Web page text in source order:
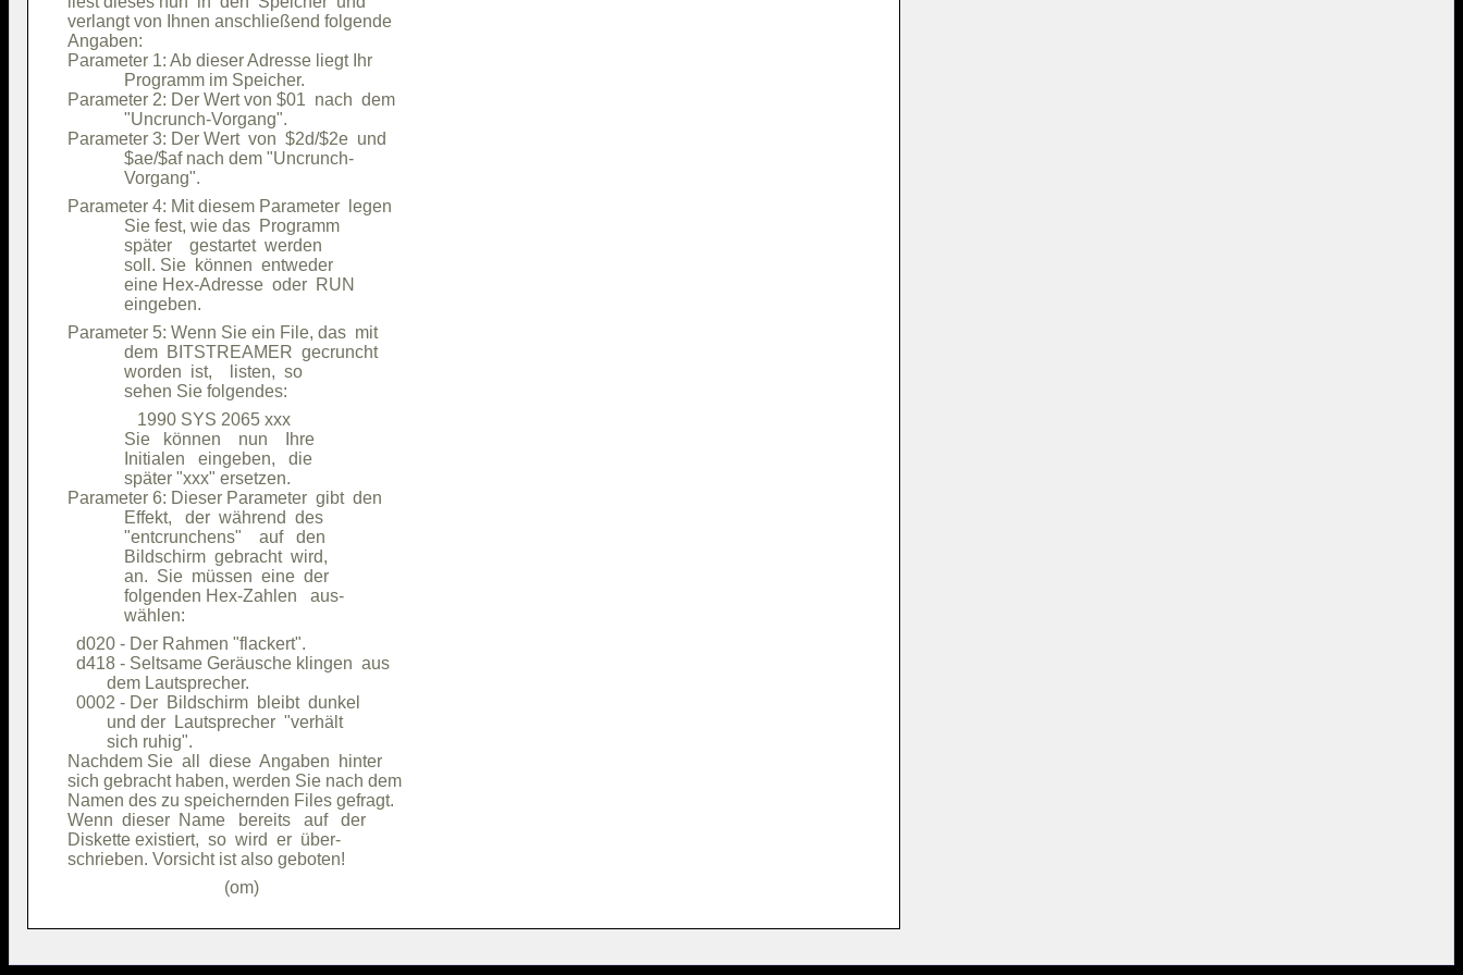
verlangt von Ihnen anschließend folgende
Angaben:
Parameter 1: Ab dieser Adresse liegt Ihr
             Programm im Speicher.
Parameter 2: Der Wert von $01  nach  dem
             "Uncrunch-Vorgang".
Parameter 3: Der Wert  von  $2d/$2e  und
             $ae/$af nach dem "Uncrunch-
Parameter 4: Mit diesem Parameter  legen
             Sie fest, wie das  Programm
             später    gestartet  werden
             soll. Sie  können  entweder
             eine Hex-Adresse  oder  RUN
Parameter 5: Wenn Sie ein File, das  mit
             dem  BITSTREAMER  gecruncht
             worden  ist,    listen,  so
                1990 SYS 2065 xxx
             Sie   können    nun    Ihre
             Initialen   eingeben,   die
             später "xxx" ersetzen.
Parameter 6: Dieser Parameter  gibt  den
             Effekt,   der  während  des
             "entcrunchens"    auf   den
             Bildschirm  gebracht  wird,
             an.  Sie  müssen  eine  der
             folgenden Hex-Zahlen   aus-
  d020 - Der Rahmen "flackert".
  d418 - Seltsame Geräusche klingen  aus
         dem Lautsprecher.
  0002 - Der  Bildschirm  bleibt  dunkel
         und der  Lautsprecher  "verhält
         sich ruhig".
Nachdem Sie  all  diese  Angaben  hinter
sich gebracht haben, werden Sie nach dem
Namen des zu speichernden Files gefragt.
Wenn  dieser  Name   bereits   auf   der
Diskette existiert,  so  wird  er  über-